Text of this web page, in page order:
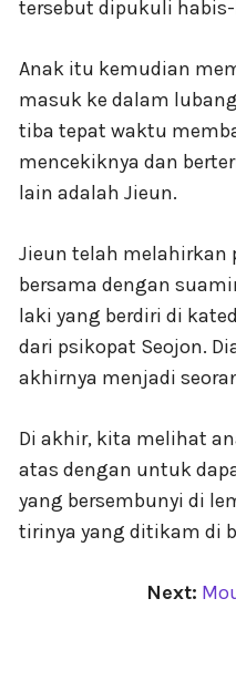
tersebut dipukuli
Anak itu kemudian
masuk ke dalam
tiba tepat waktu
mencekiknya dan
lain adalah Jieun.
Jieun telah
bersama dengan
laki yang berdiri di
dari psikopat Seojon.
akhirnya menjadi
Di akhir, kita melihat
atas dengan untuk
yang bersembunyi di
tirinya yang ditikam di
Next: